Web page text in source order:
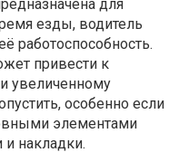
для
езды, водитель
работоспособность.
привести к
увеличенному
особенно если
элементами
и накладки.